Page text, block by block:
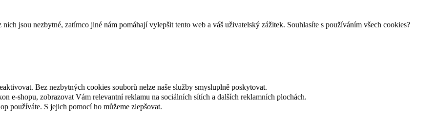
jsou nezbytné, zatímco jiné nám pomáhají vylepšit tento web a váš uživatelský zážitek. Souhlasíte s používáním všech cookies?
Bez nezbytných cookies souborů nelze naše služby smysluplně poskytovat.
e-shopu, zobrazovat Vám relevantní reklamu na sociálních sítích a dalších reklamních plochách.
používáte. S jejich pomocí ho můžeme zlepšovat.